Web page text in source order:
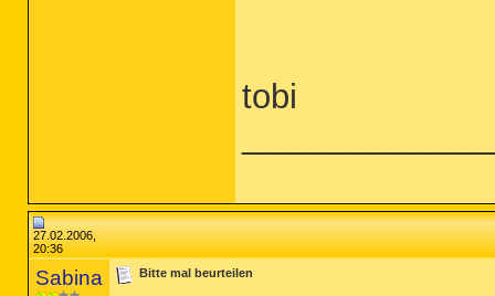
tobi
27.02.2006,
20:36
Sabina Bitte mal beurteilen